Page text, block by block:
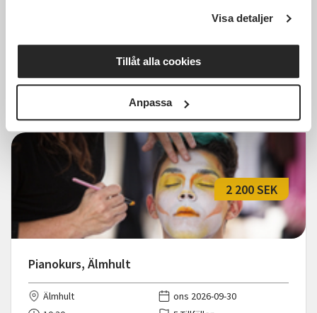
Visa detaljer
Tillåt alla cookies
Anpassa
1 Tillfällen
Pianokurs, Älmhult
2 200 SEK
Älmhult
ons 2026-09-30